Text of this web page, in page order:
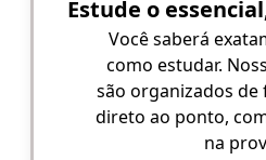
Estude o
Você saberá
como estudar.
são organizados
direto ao ponto,
na